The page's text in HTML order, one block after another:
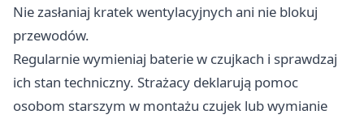
Nie zasłaniaj kratek wentylacyjnych ani nie blokuj
przewodów.
Regularnie wymieniaj baterie w czujkach i sprawdzaj
ich stan techniczny. Strażacy deklarują pomoc
osobom starszym w montażu czujek lub wymianie